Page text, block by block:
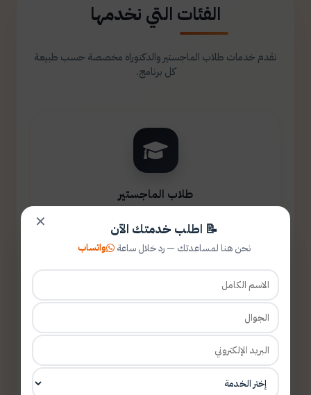
الفئات التي نخدمها
نقدم خدمات طلاب الماجستير والدكتوراه مخصصة حسب طبيعة
كل برنامج.
طلاب الماجستير
✕ 📝 اطلب خدمتك الآن
نحن هنا لمساعدتك — رد خلال ساعة واتساب